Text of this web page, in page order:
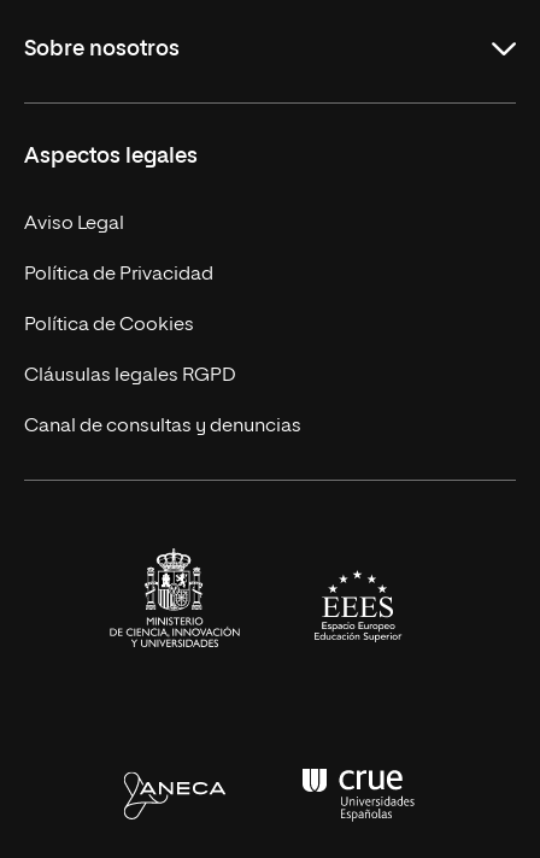
Másteres Oficiales
Doctorados
Experto Universitario
Postgrados
Cursos Universitarios
Sobre nosotros
Facultades
Nuestro Equipo
Trabaja en UNIR
Actualidad
UNIR Revista
Eventos
Aspectos legales
Aviso Legal
Política de Privacidad
Política de Cookies
Cláusulas legales RGPD
Canal de consultas y denuncias